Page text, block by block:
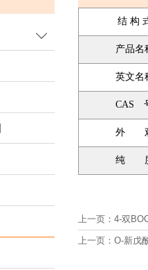

结 构
产品名
英文名
CAS
外 观
纯 度
上一页： 4-双
上一页： O-新戊